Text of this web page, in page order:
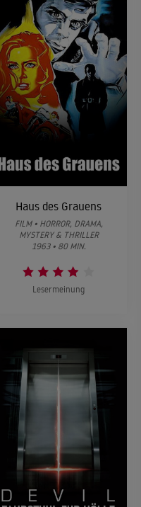
Haus des Grauens
FILM • HORROR, DRAMA,
MYSTERY & THRILLER
1963 • 80 MIN.
Lesermeinung